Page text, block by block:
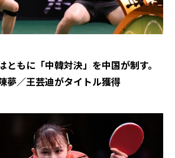
ともに「中韓対決」を中国が制す。
夢／王芸迪がタイトル獲得